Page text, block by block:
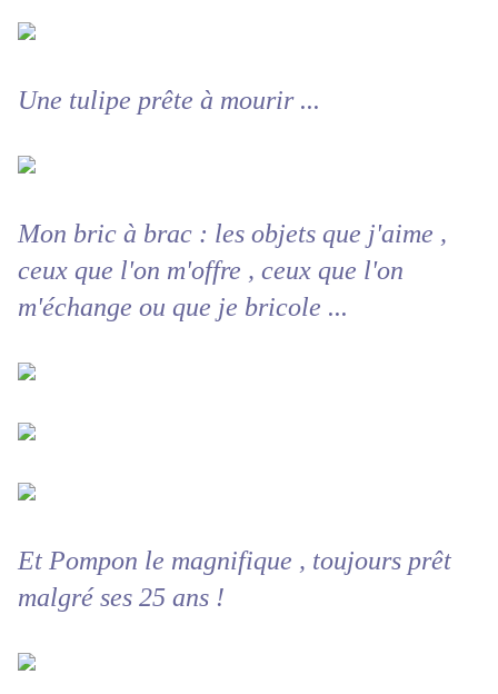
Une tulipe prête à mourir ...
Mon bric à brac : les objets que j'aime ,
ceux que l'on m'offre , ceux que l'on
m'échange ou que je bricole ...
Et Pompon le magnifique , toujours prêt
malgré ses 25 ans !